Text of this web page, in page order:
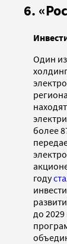
6.
Один
более
году
до